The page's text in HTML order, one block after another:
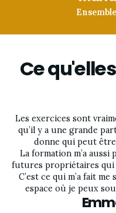
Ce
Les exercices sont
qu’il y a une grande
donne qui peut être
La formation m’a
futures propriétaires qui
C’est ce qui m’a fait
espace où je peux